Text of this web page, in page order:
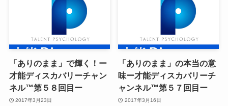
「ありのまま」で輝く！ー
才能ディスカバリーチャン
ネル™第５８回目ー
2017年3月23日
「ありのまま」の本当の意
味ー才能ディスカバリーチ
ャンネル™第５７回目ー
2017年3月16日